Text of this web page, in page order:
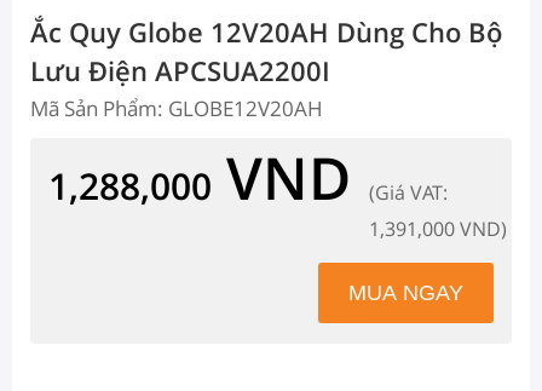
Ắc Quy Globe 12V20AH Dùng Cho Bộ
Lưu Điện APCSUA2200I
Mã Sản Phẩm: GLOBE12V20AH
1,288,000 VND
(Giá VAT:
1,391,000 VND)